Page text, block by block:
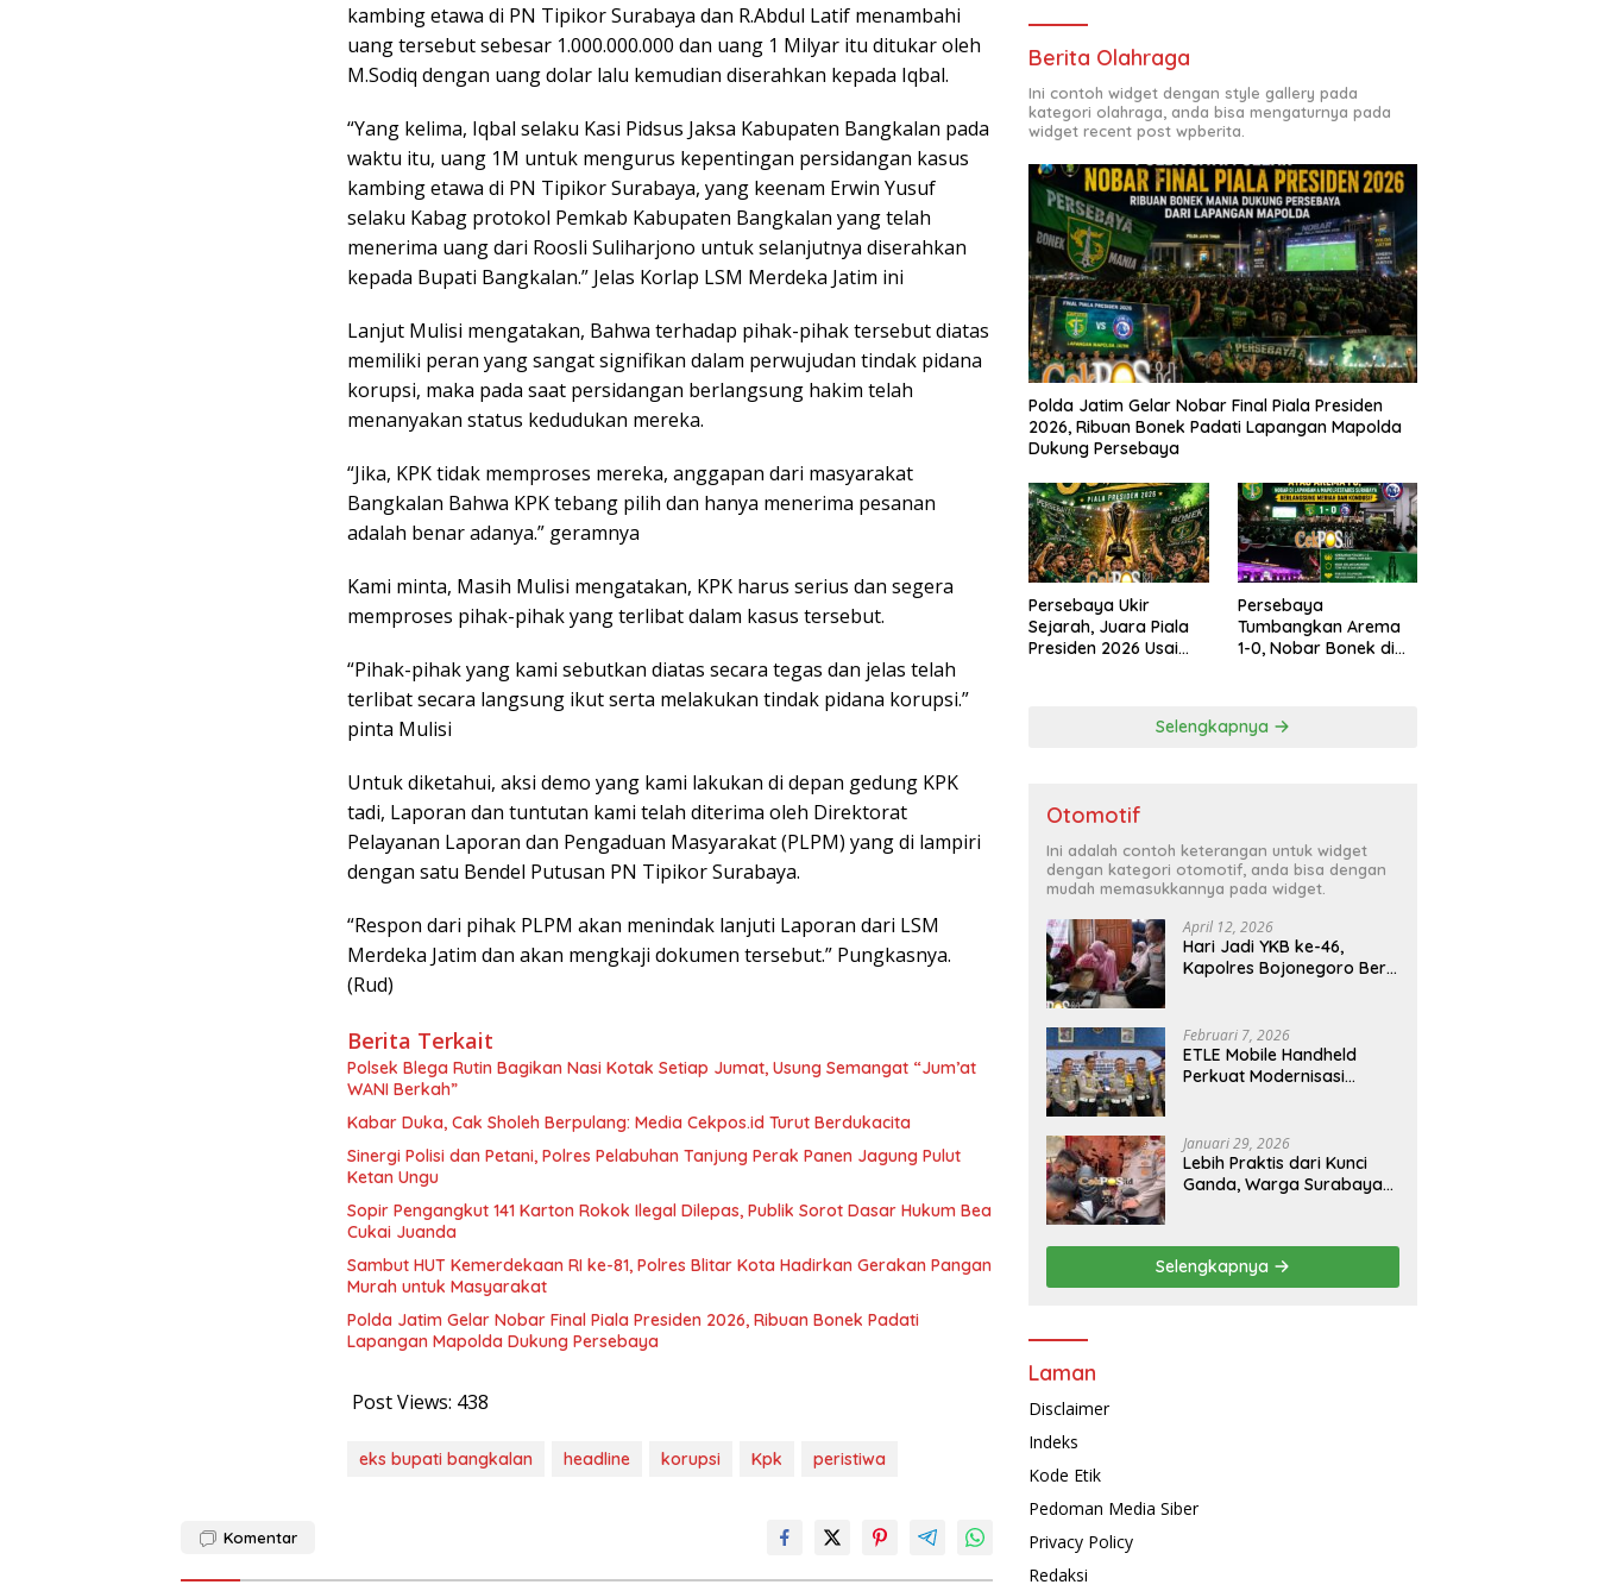
kambing etawa di PN Tipikor Surabaya dan R.Abdul Latif menambahi
uang tersebut sebesar 1.000.000.000 dan uang 1 Milyar itu ditukar oleh
M.Sodiq dengan uang dolar lalu kemudian diserahkan kepada Iqbal.
“Yang kelima, Iqbal selaku Kasi Pidsus Jaksa Kabupaten Bangkalan pada
waktu itu, uang 1M untuk mengurus kepentingan persidangan kasus
kambing etawa di PN Tipikor Surabaya, yang keenam Erwin Yusuf
selaku Kabag protokol Pemkab Kabupaten Bangkalan yang telah
menerima uang dari Roosli Suliharjono untuk selanjutnya diserahkan
kepada Bupati Bangkalan.” Jelas Korlap LSM Merdeka Jatim ini
Lanjut Mulisi mengatakan, Bahwa terhadap pihak-pihak tersebut diatas
memiliki peran yang sangat signifikan dalam perwujudan tindak pidana
korupsi, maka pada saat persidangan berlangsung hakim telah
menanyakan status kedudukan mereka.
“Jika, KPK tidak memproses mereka, anggapan dari masyarakat
Bangkalan Bahwa KPK tebang pilih dan hanya menerima pesanan
adalah benar adanya.” geramnya
Kami minta, Masih Mulisi mengatakan, KPK harus serius dan segera
memproses pihak-pihak yang terlibat dalam kasus tersebut.
“Pihak-pihak yang kami sebutkan diatas secara tegas dan jelas telah
terlibat secara langsung ikut serta melakukan tindak pidana korupsi.”
pinta Mulisi
Untuk diketahui, aksi demo yang kami lakukan di depan gedung KPK
tadi, Laporan dan tuntutan kami telah diterima oleh Direktorat
Pelayanan Laporan dan Pengaduan Masyarakat (PLPM) yang di lampiri
dengan satu Bendel Putusan PN Tipikor Surabaya.
“Respon dari pihak PLPM akan menindak lanjuti Laporan dari LSM
Merdeka Jatim dan akan mengkaji dokumen tersebut.” Pungkasnya.
(Rud)
Berita Terkait
Polsek Blega Rutin Bagikan Nasi Kotak Setiap Jumat, Usung Semangat “Jum’at
WANI Berkah”
Kabar Duka, Cak Sholeh Berpulang: Media Cekpos.id Turut Berdukacita
Sinergi Polisi dan Petani, Polres Pelabuhan Tanjung Perak Panen Jagung Pulut
Ketan Ungu
Sopir Pengangkut 141 Karton Rokok Ilegal Dilepas, Publik Sorot Dasar Hukum Bea
Cukai Juanda
Sambut HUT Kemerdekaan RI ke-81, Polres Blitar Kota Hadirkan Gerakan Pangan
Murah untuk Masyarakat
Polda Jatim Gelar Nobar Final Piala Presiden 2026, Ribuan Bonek Padati
Lapangan Mapolda Dukung Persebaya
Post Views: 438
eks bupati bangkalan headline korupsi Kpk peristiwa
Komentar
Berita Olahraga
Ini contoh widget dengan style gallery pada
kategori olahraga, anda bisa mengaturnya pada
widget recent post wpberita.
Polda Jatim Gelar Nobar Final Piala Presiden
2026, Ribuan Bonek Padati Lapangan Mapolda
Dukung Persebaya
Persebaya Ukir
Sejarah, Juara Piala
Presiden 2026 Usai
Persebaya
Tumbangkan Arema
1-0, Nobar Bonek di
Selengkapnya
Otomotif
Ini adalah contoh keterangan untuk widget
dengan kategori otomotif, anda bisa dengan
mudah memasukkannya pada widget.
April 12, 2026
Hari Jadi YKB ke-46,
Kapolres Bojonegoro Beri
Februari 7, 2026
ETLE Mobile Handheld
Perkuat Modernisasi
Januari 29, 2026
Lebih Praktis dari Kunci
Ganda, Warga Surabaya
Polrestabes Surabaya
Selengkapnya
Laman
Disclaimer
Indeks
Kode Etik
Pedoman Media Siber
Privacy Policy
Redaksi